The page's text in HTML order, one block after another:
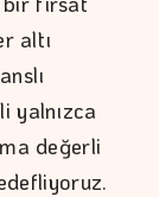
altı
yalnızca
değerli